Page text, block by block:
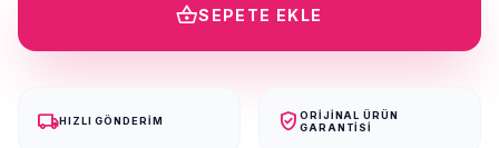
shopping_basketSEPETE EKLE
local_shippingHIZLI GÖNDERIM verified_user ORIJINAL ÜRÜN
GARANTISI